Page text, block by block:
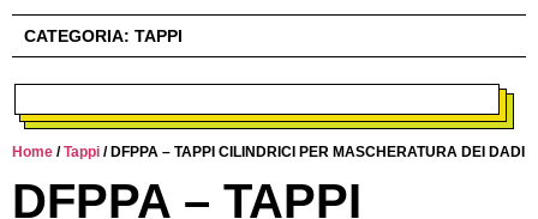
CATEGORIA: TAPPI
Home /Tappi / DFPPA – TAPPI CILINDRICI PER MASCHERATURA DEI DADI
DFPPA – TAPPI